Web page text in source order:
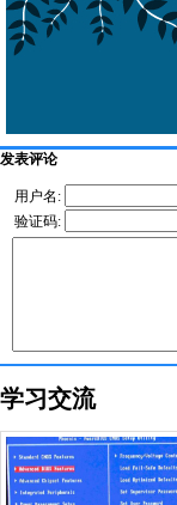
发表评论
用户名:
验证码:
学习交流